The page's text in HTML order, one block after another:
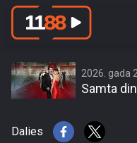
access this
location or
country is
2026. gada
Samta
Dalies